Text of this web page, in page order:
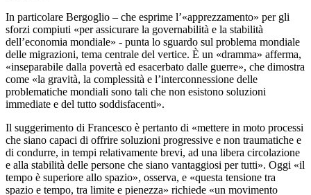
In particolare Bergoglio – che esprime l’«apprezzamento» per gli
sforzi compiuti «per assicurare la governabilità e la stabilità
dell’economia mondiale» - punta lo sguardo sul problema mondiale
delle migrazioni, tema centrale del vertice. È un «dramma» afferma,
«inseparabile dalla povertà ed esacerbato dalle guerre», che dimostra
come «la gravità, la complessità e l’interconnessione delle
problematiche mondiali sono tali che non esistono soluzioni
immediate e del tutto soddisfacenti».
Il suggerimento di Francesco è pertanto di «mettere in moto processi
che siano capaci di offrire soluzioni progressive e non traumatiche e
di condurre, in tempi relativamente brevi, ad una libera circolazione
e alla stabilità delle persone che siano vantaggiosi per tutti». Oggi «il
tempo è superiore allo spazio», osserva, e «questa tensione tra
spazio e tempo, tra limite e pienezza» richiede «un movimento